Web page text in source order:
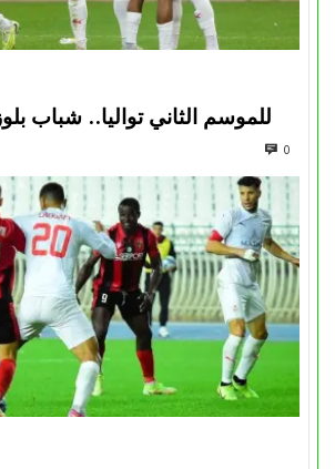
للموسم الثاني تواليا.. شباب
0